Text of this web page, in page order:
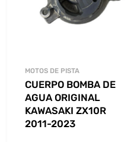
MOTOS DE PISTA
CUERPO BOMBA DE
AGUA ORIGINAL
KAWASAKI ZX10R
2011-2023